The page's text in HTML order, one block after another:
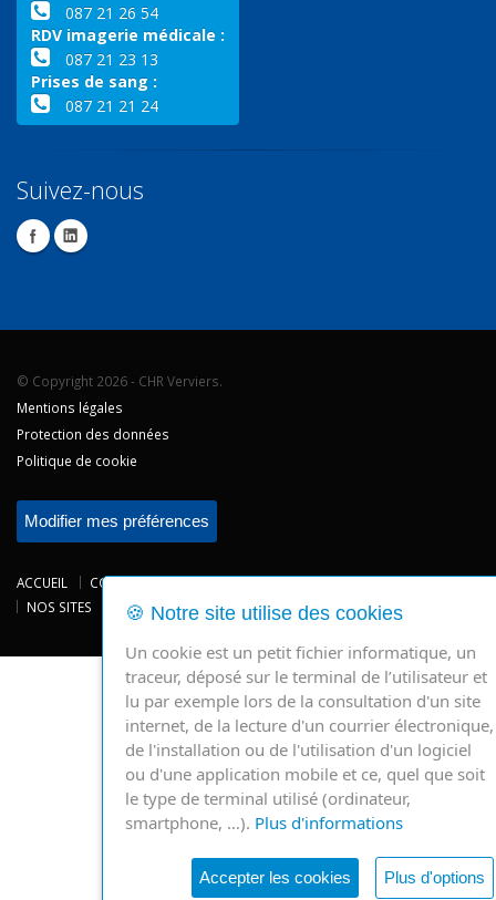
087 21 26 54
RDV imagerie médicale :
087 21 23 13
Prises de sang :
087 21 21 24
Suivez-nous
© Copyright 2026 - CHR Verviers.
Mentions légales
Protection des données
Politique de cookie
Modifier mes préférences
ACCUEIL CONSULTATIONS HOSPITALISATIONS
NEWS
NOS SITES
CHRV
🍪 Notre site utilise des cookies
Un cookie est un petit fichier informatique, un
traceur, déposé sur le terminal de l’utilisateur et
lu par exemple lors de la consultation d'un site
internet, de la lecture d'un courrier électronique,
de l'installation ou de l'utilisation d'un logiciel
ou d'une application mobile et ce, quel que soit
le type de terminal utilisé (ordinateur,
smartphone, …). Plus d'informations
Accepter les cookies Plus d'options